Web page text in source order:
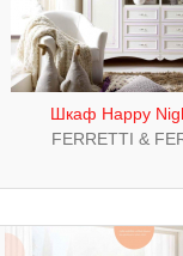
Шкаф Happy
FERRETTI &